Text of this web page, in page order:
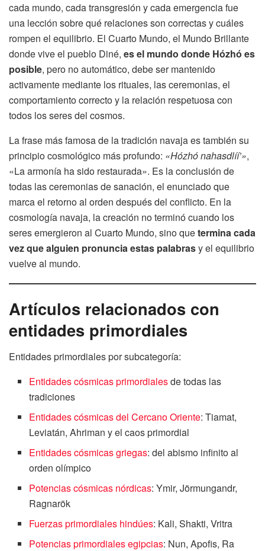
cada mundo, cada transgresión y cada emergencia fue
una lección sobre qué relaciones son correctas y cuáles
rompen el equilibrio. El Cuarto Mundo, el Mundo Brillante
donde vive el pueblo Diné, es el mundo donde Hózhó es
posible, pero no automático, debe ser mantenido
activamente mediante los rituales, las ceremonias, el
comportamiento correcto y la relación respetuosa con
todos los seres del cosmos.
La frase más famosa de la tradición navaja es también su
principio cosmológico más profundo: «Hózhó nahasdlíí’»,
«La armonía ha sido restaurada». Es la conclusión de
todas las ceremonias de sanación, el enunciado que
marca el retorno al orden después del conflicto. En la
cosmología navaja, la creación no terminó cuando los
seres emergieron al Cuarto Mundo, sino quetermina cada
vez que alguien pronuncia estas palabrasy el equilibrio
vuelve al mundo.
Artículos relacionados con
entidades primordiales
Entidades primordiales por subcategoría:
Entidades cósmicas primordialesde todas las
tradiciones
Entidades cósmicas del Cercano Oriente: Tiamat,
Leviatán, Ahriman y el caos primordial
Entidades cósmicas griegas: del abismo infinito al
orden olímpico
Potencias cósmicas nórdicas: Ymir, Jörmungandr,
Ragnarök
Fuerzas primordiales hindúes: Kali, Shakti, Vritra
Potencias primordiales egipcias: Nun, Apofis, Ra